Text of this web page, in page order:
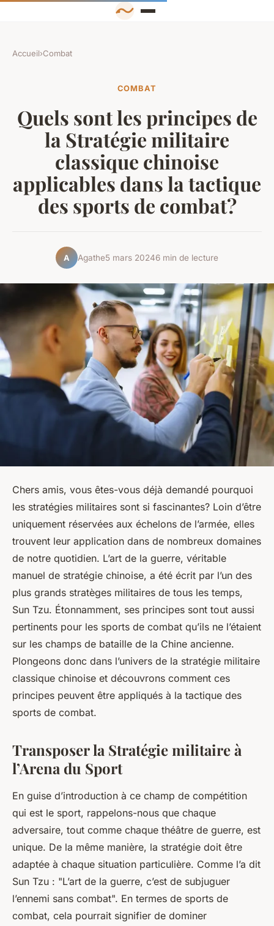
Accueil›Combat
COMBAT
Quels sont les principes de
la Stratégie militaire
classique chinoise
applicables dans la tactique
des sports de combat?
A Agathe5 mars 20246 min de lecture
Chers amis, vous êtes-vous déjà demandé pourquoi
les stratégies militaires sont si fascinantes? Loin d’être
uniquement réservées aux échelons de l’armée, elles
trouvent leur application dans de nombreux domaines
de notre quotidien. L’art de la guerre, véritable
manuel de stratégie chinoise, a été écrit par l’un des
plus grands stratèges militaires de tous les temps,
Sun Tzu. Étonnamment, ses principes sont tout aussi
pertinents pour les sports de combat qu’ils ne l’étaient
sur les champs de bataille de la Chine ancienne.
Plongeons donc dans l’univers de la stratégie militaire
classique chinoise et découvrons comment ces
principes peuvent être appliqués à la tactique des
sports de combat.
Transposer la Stratégie militaire à
l’Arena du Sport
En guise d’introduction à ce champ de compétition
qui est le sport, rappelons-nous que chaque
adversaire, tout comme chaque théâtre de guerre, est
unique. De la même manière, la stratégie doit être
adaptée à chaque situation particulière. Comme l’a dit
Sun Tzu : "L’art de la guerre, c’est de subjuguer
l’ennemi sans combat". En termes de sports de
combat, cela pourrait signifier de dominer